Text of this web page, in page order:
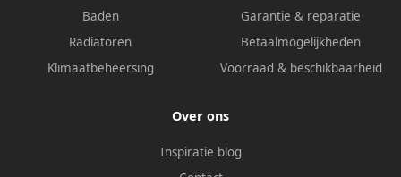
Baden
Radiatoren
Klimaatbeheersing
Garantie & reparatie
Betaalmogelijkheden
Voorraad & beschikbaarheid
Over ons
Inspiratie blog